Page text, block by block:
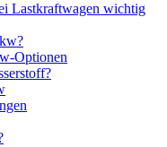
Lastkraftwagen wichtig
Optionen